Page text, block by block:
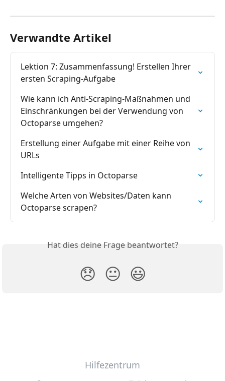
Verwandte Artikel
Lektion 7: Zusammenfassung! Erstellen Ihrer
ersten Scraping-Aufgabe
Wie kann ich Anti-Scraping-Maßnahmen und
Einschränkungen bei der Verwendung von
Octoparse umgehen?
Erstellung einer Aufgabe mit einer Reihe von
URLs
Intelligente Tipps in Octoparse
Welche Arten von Websites/Daten kann
Octoparse scrapen?
Hat dies deine Frage beantwortet?
😞 😐 😃
Hilfezentrum